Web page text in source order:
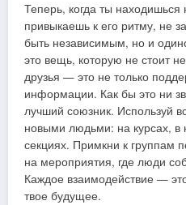
Теперь, когда ты
привыкаешь к его ритму, не
быть независимым, но и
это вещь, которую не стоит
друзья — это не только
информации. Как бы это ни
лучший союзник. Используй
новыми людьми: на курсах, в
секциях. Примкни к группам
на мероприятия, где люди
Каждое взаимодействие —
твое будущее.